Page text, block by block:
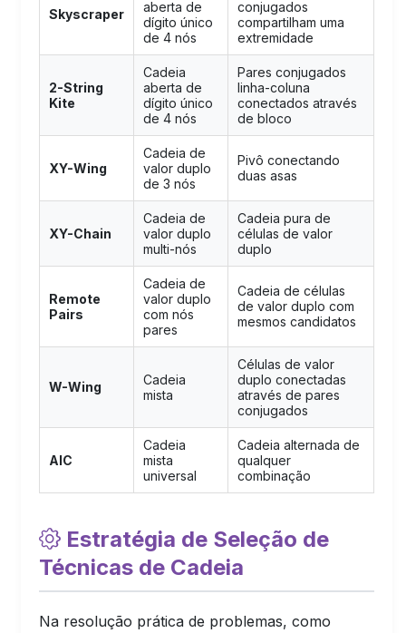
Skyscraper
aberta de
dígito único
de 4 nós
conjugados
compartilham uma
extremidade
2-String
Kite
Cadeia
aberta de
dígito único
de 4 nós
Pares conjugados
linha-coluna
conectados através
de bloco
XY-Wing
Cadeia de
valor duplo
de 3 nós
Pivô conectando
duas asas
XY-Chain
Cadeia de
valor duplo
multi-nós
Cadeia pura de
células de valor
duplo
Remote
Pairs
Cadeia de
valor duplo
com nós
pares
Cadeia de células
de valor duplo com
mesmos candidatos
W-Wing
Cadeia
mista
Células de valor
duplo conectadas
através de pares
conjugados
AIC
Cadeia
mista
universal
Cadeia alternada de
qualquer
combinação
Estratégia de Seleção de
Técnicas de Cadeia
Na resolução prática de problemas, como